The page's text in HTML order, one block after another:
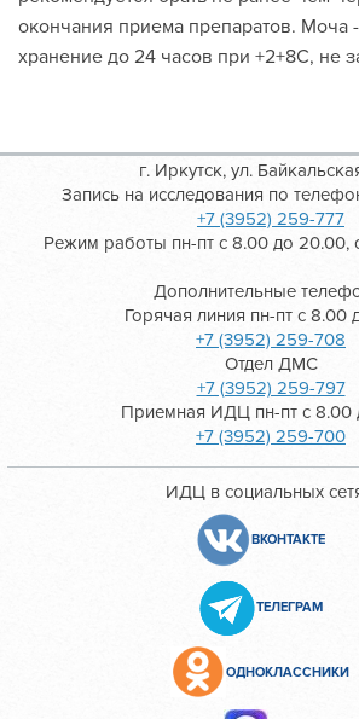
окончания приема препаратов. Моча
хранение до 24 часов при +2+8С, не
г. Иркутск, ул.
Запись на исследования по
+7 (3952) 259-777
Режим работы пн-пт с 8.00 до 20.00,
Дополнительные
Горячая линия пн-пт с 8.00
+7 (3952) 259-708
Отдел ДМС
+7 (3952) 259-797
Приемная ИДЦ пн-пт с 8.00
+7 (3952) 259-700
ИДЦ в социальных
ВКОНТАКТЕ
ТЕЛЕГРАМ
ОДНОКЛАССНИКИ